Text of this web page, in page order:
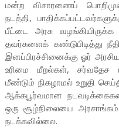
மன்ற விசா­ரணைப்
நடத்தி,
பீட்டை அரசு
தவர்களைக் கண்­டு­பி­டித்து
இனப்­பி­ரச்­சி­னைக்கு ஓர்
உரிமை மீறல்­கள், சர்­வ­தேச
மீண்டும் நிக­ழாமல் உறுதி
ஆக்­க­பூர்­வ­மான
ஒரு சூழ்­நி­லையை
நடக்­க­வில்லை.